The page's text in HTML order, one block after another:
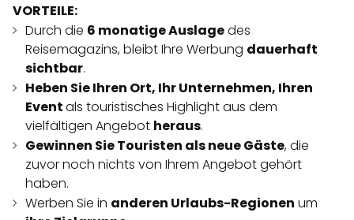
VORTEILE:
Durch die 6 monatige Auslagedes
Reisemagazins, bleibt Ihre Werbung dauerhaft
sichtbar.
Heben Sie Ihren Ort, Ihr Unternehmen, Ihren
Eventals touristisches Highlight aus dem
vielfältigen Angebot heraus.
Gewinnen Sie Touristen als neue Gäste, die
zuvor noch nichts von Ihrem Angebot gehört
haben.
Werben Sie in anderen Urlaubs-Regionen um